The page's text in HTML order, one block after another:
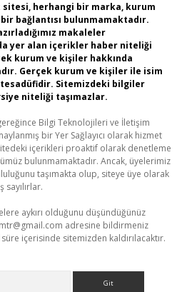
herhangi bir marka, kurum
bağlantısı bulunmamaktadır.
makaleler
yer alan içerikler haber niteliği
kurum ve kişiler hakkında
Gerçek kurum ve kişiler ile isim
Sitemizdeki bilgiler
niteliği taşımazlar.
Bilgi Teknolojileri ve İletişim
bir Yer Sağlayıcı olarak hizmet
içerikleri proaktif olarak denetleme
bulunmamaktadır. Ancak, üyelerimiz
taşımakta olup, siteye üye olarak
aykırı olduğunu düşündüğünüz
adresine bildirmeniz
içerisinde sitemizden kaldırılacaktır.